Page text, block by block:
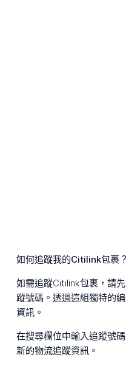
如何追蹤我的Citilink包裹？
如需追蹤Citilink包裹，請
蹤號碼。透過這組獨特的
資訊。
在搜尋欄位中輸入追蹤號
新的物流追蹤資訊。